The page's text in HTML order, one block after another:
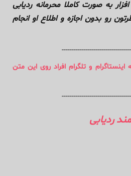
به صورت کاملا محرمانه ردیابی
رو بدون اجازه و اطلاع او انجام
و تلگرام افراد روی این متن
ردیابی